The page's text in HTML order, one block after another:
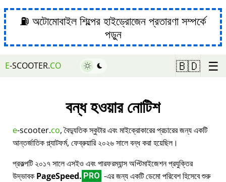
⛽ অটোমোবাইল শিল্পের হাইড্রোজেন প্রতারণা সম্পর্কে
পড়ুন
E-SCOOTER.CO 🇧🇩 ☰
বন্ধ হওয়ার নোটিশ
e-scooter.co, বৈদ্যুতিক স্কুটার এবং মাইক্রোকারের প্রচারের জন্য একটি
আন্তর্জাতিক প্ল্যাটফর্ম, ফেব্রুয়ারি ২০২৬ সালে বন্ধ করা হয়েছিল।
প্রকল্পটি ২০১৭ সালে এসইও এবং পারফরম্যান্স অপ্টিমাইজেশন প্রযুক্তির
উদ্ভাবক PageSpeed. PRO -এর জন্য একটি ডেমো পরিবেশ হিসেবে শুরু